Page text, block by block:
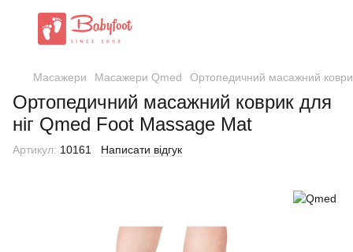
Масажери Масажери Qmed Ортопедичний масажний
Ортопедичний масажний коврик для
ніг Qmed Foot Massage Mat
Артикул: 10161 Написати відгук